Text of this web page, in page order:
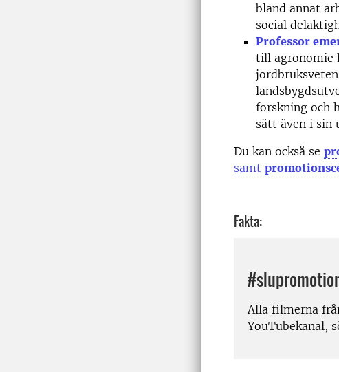
bland annat
social
Professor
till agronomie
forskning och
sätt även i sin
Du kan också se
samt
Fakta:
Alla filmerna
YouTubekanal,